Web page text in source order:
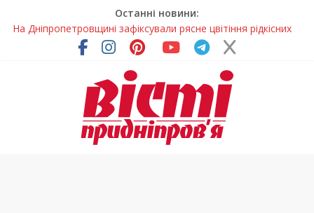
Останні новини:
На Дніпропетровщині зафіксували рясне цвітіння рідкісних
рослин (фото)
У Дніпрі змагалися найсильніші яхтсмени України (фото)
Гречана каша з овочами і яйцем: легкий домашній рецепт
Як обрати розмір крафтового стакана під ваш напій?
Приховав майно та доходи: на Дніпропетровщині депутата
сільради визнали винним